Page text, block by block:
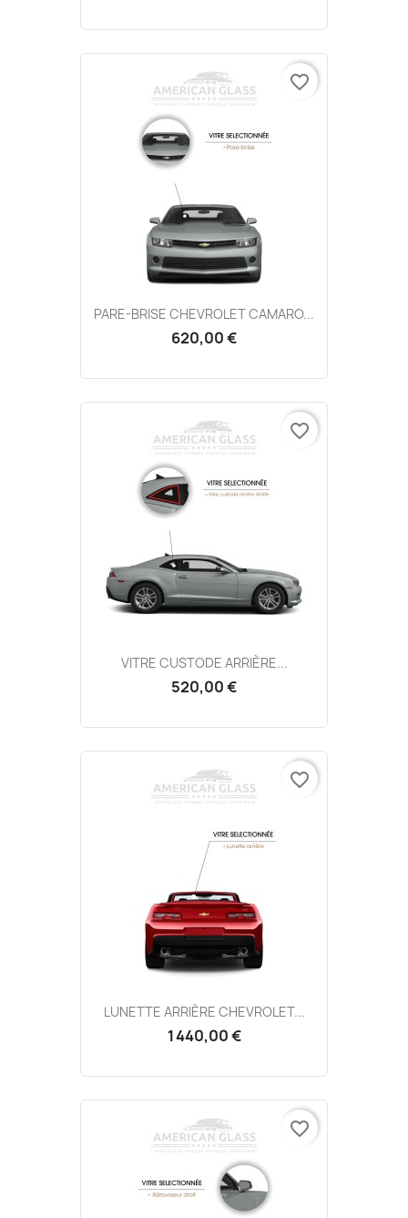
PARE-BRISE CHEVROLET CAMARO...
620,00 €
favorite_border
VITRE CUSTODE ARRIÈRE...
520,00 €
favorite_border
LUNETTE ARRIÈRE CHEVROLET...
1 440,00 €
favorite_border
favorite_border